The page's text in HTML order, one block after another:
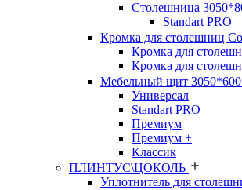
Столешница
Standart PRO
Кромка для столешниц
Кромка для
Кромка для
Мебельный щит
Универсал
Standart PRO
Премиум
Премиум +
Классик
ПЛИНТУС\ЦОКОЛЬ
Уплотнитель для